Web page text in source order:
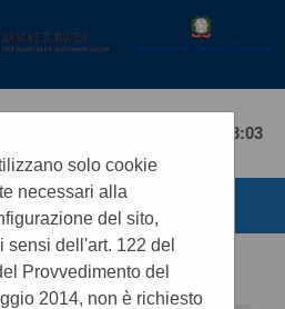
08/08/2026 23:03
e contratti
solo cookie
necessari alla
del sito,
sensi dell'art. 122 del
Provvedimento del
2014, non è richiesto
DI GARA